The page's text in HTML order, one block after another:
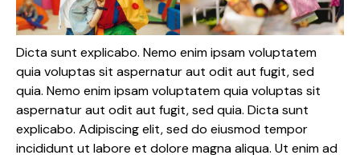
Dicta sunt explicabo. Nemo enim ipsam voluptatem
quia voluptas sit aspernatur aut odit aut fugit, sed
quia. Nemo enim ipsam voluptatem quia voluptas sit
aspernatur aut odit aut fugit, sed quia. Dicta sunt
explicabo. Adipiscing elit, sed do eiusmod tempor
incididunt ut labore et dolore magna aliqua. Ut enim ad